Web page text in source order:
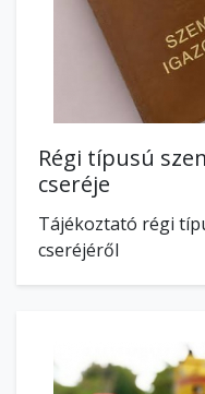
Régi típusú
cseréje
Tájékoztató régi
cseréjéről